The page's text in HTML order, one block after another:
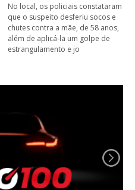
No local, os policiais constataram
que o suspeito desferiu socos e
chutes contra a mãe, de 58 anos,
além de aplicá-la um golpe de
estrangulamento e jo